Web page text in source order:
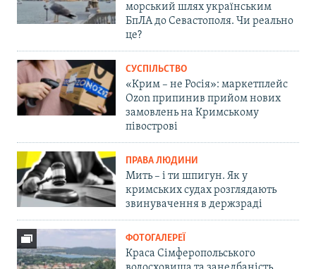
морський шлях українським
БпЛА до Севастополя. Чи реально
це?
СУСПІЛЬСТВО
«Крим – не Росія»: маркетплейс
Ozon припинив прийом нових
замовлень на Кримському
півострові
ПРАВА ЛЮДИНИ
Мить – і ти шпигун. Як у
кримських судах розглядають
звинувачення в держзраді
ФОТОГАЛЕРЕЇ
Краса Сімферопольського